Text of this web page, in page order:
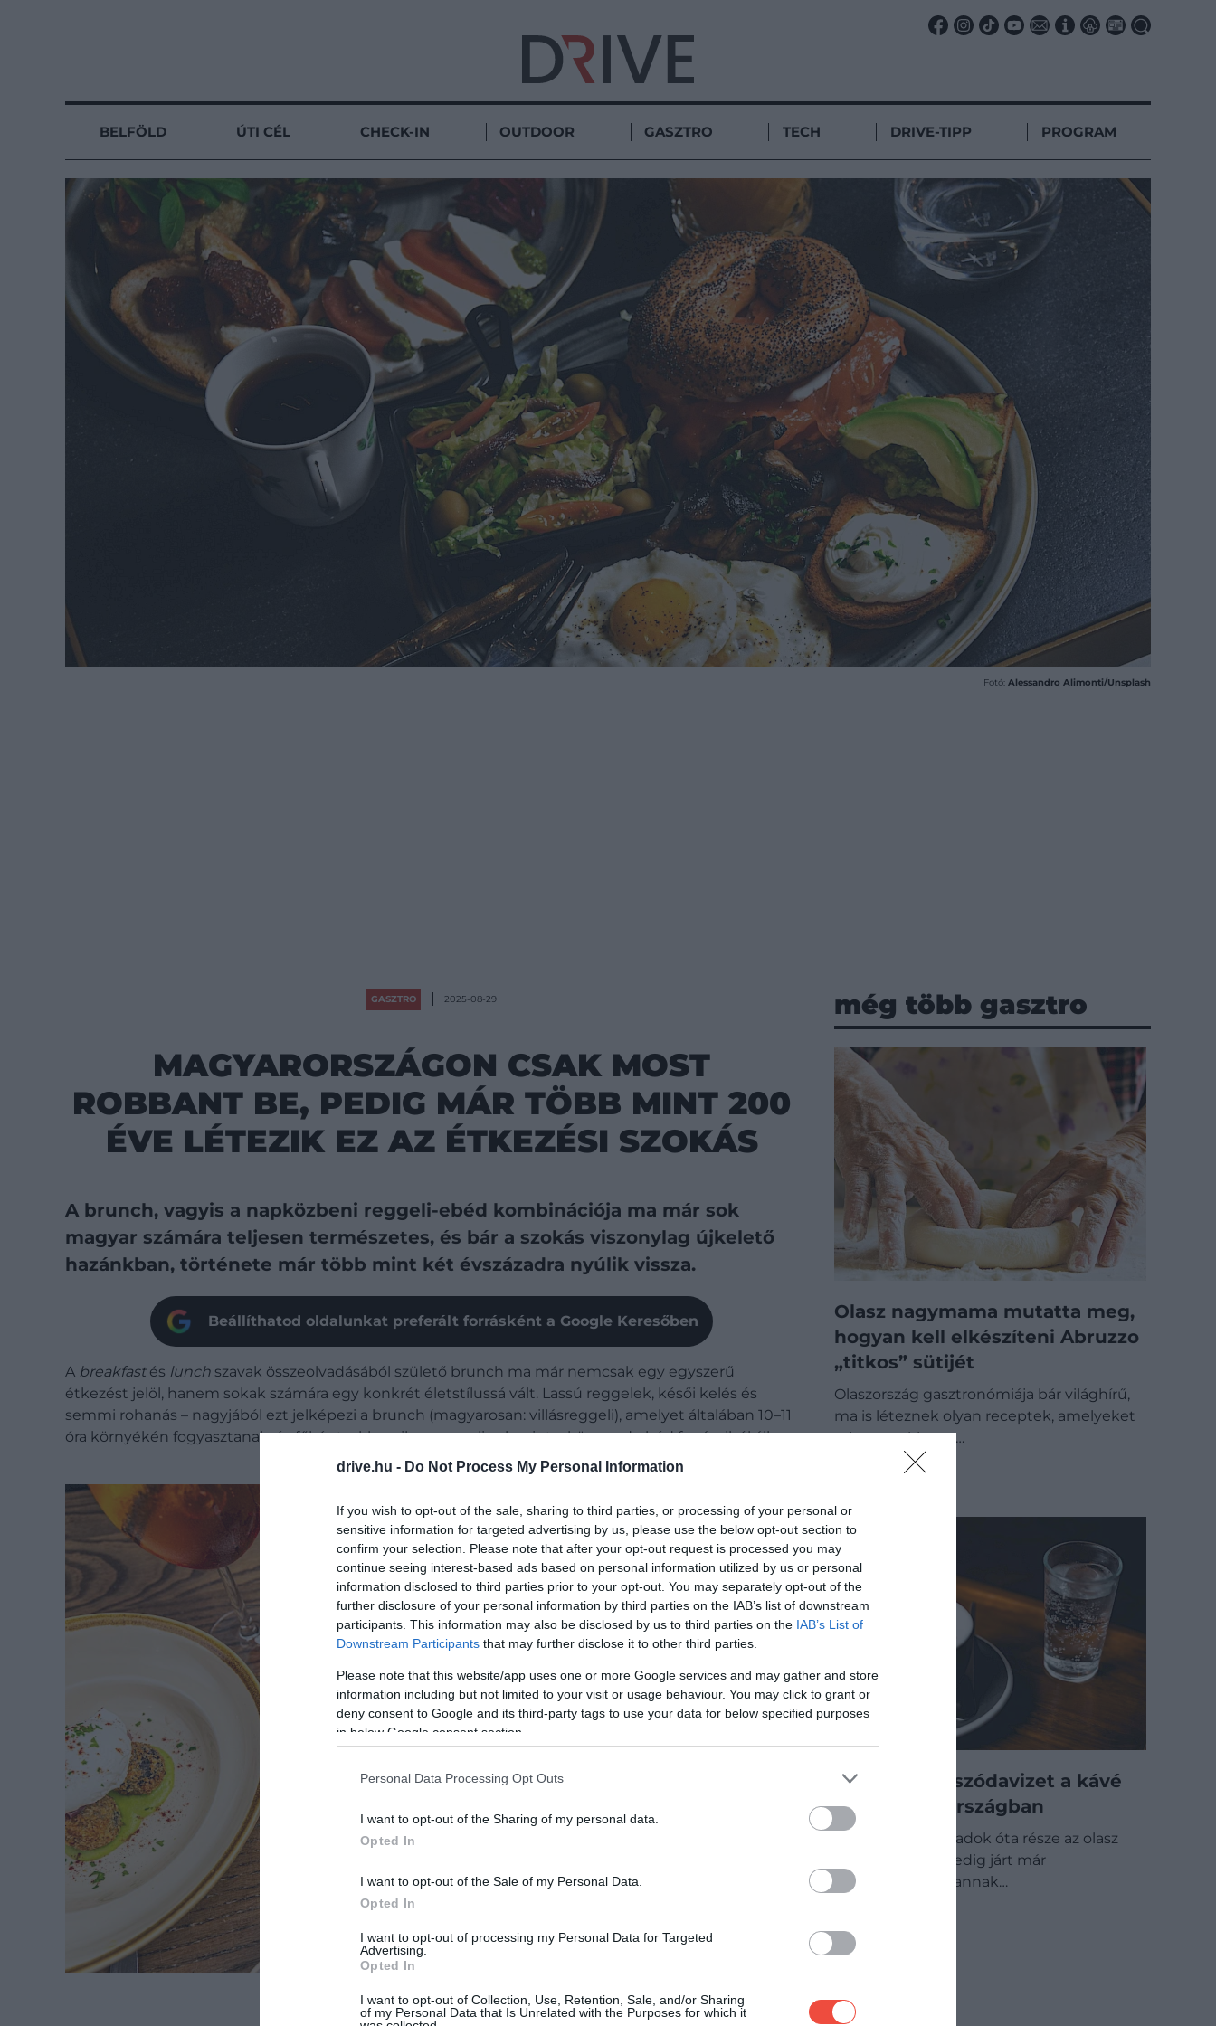
drive.hu - Do Not Process My Personal Information
If you wish to opt-out of the sale, sharing to third parties, or processing of your personal or
sensitive information for targeted advertising by us, please use the below opt-out section to
confirm your selection. Please note that after your opt-out request is processed you may
continue seeing interest-based ads based on personal information utilized by us or personal
information disclosed to third parties prior to your opt-out. You may separately opt-out of the
further disclosure of your personal information by third parties on the IAB’s list of downstream
participants. This information may also be disclosed by us to third parties on the IAB’s List of
Downstream Participants that may further disclose it to other third parties.
Please note that this website/app uses one or more Google services and may gather and store
information including but not limited to your visit or usage behaviour. You may click to grant or
deny consent to Google and its third-party tags to use your data for below specified purposes
in below Google consent section.
Personal Data Processing Opt Outs
I want to opt-out of the Sharing of my personal data.
Opted In
I want to opt-out of the Sale of my Personal Data.
Opted In
I want to opt-out of processing my Personal Data for Targeted
Advertising.
Opted In
I want to opt-out of Collection, Use, Retention, Sale, and/or Sharing
of my Personal Data that Is Unrelated with the Purposes for which it
BELFÖLD ÚTI CÉL CHECK-IN OUTDOOR GASZTRO TECH DRIVE-TIPP PROGRAM
Fotó: Alessandro Alimonti/Unsplash
GASZTRO 2025-08-29
MAGYARORSZÁGON CSAK MOST
ROBBANT BE, PEDIG MÁR TÖBB MINT 200
ÉVE LÉTEZIK EZ AZ ÉTKEZÉSI SZOKÁS
A brunch, vagyis a napközbeni reggeli-ebéd kombinációja ma már sok
magyar számára teljesen természetes, és bár a szokás viszonylag újkelető
hazánkban, története már több mint két évszázadra nyúlik vissza.
Beállíthatod oldalunkat preferált forrásként a Google Keresőben
A breakfastés lunch szavak összeolvadásából születő brunch ma már nemcsak egy egyszerű
étkezést jelöl, hanem sokak számára egy konkrét életstílussá vált. Lassú reggelek, késői kelés és
semmi rohanás – nagyjából ezt jelképezi a brunch (magyarosan: villásreggeli), amelyet általában 10–11
óra környékén fogyasztanak, és főként a klasszikus reggeli valamint a könnyed ebéd fogásaiból áll.
még több gasztro
Olasz nagymama mutatta meg,
hogyan kell elkészíteni Abruzzo
„titkos” sütijét
Olaszország gasztronómiája bár világhírű,
ma is léteznek olyan receptek, amelyeket
szinte senki sem…
Ezért adnak szódavizet a kávé
mellé Olaszországban
A kávézás évszázadok óta része az olasz
kultúrának, aki pedig járt már
Olaszországban, annak…